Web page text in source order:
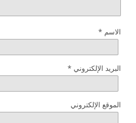
الاسم *
البريد الإلكتروني *
الموقع الإلكتروني